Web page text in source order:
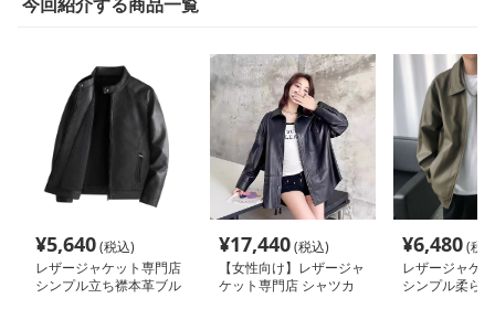
¥5,640(税込)
レザージャケット専門店
シンプル立ち襟本革ブル
¥17,440(税込)
【女性向け】レザージャ
ケット専門店 シャツカ
¥6,480(税
レザージャケ
シンプル柔ら